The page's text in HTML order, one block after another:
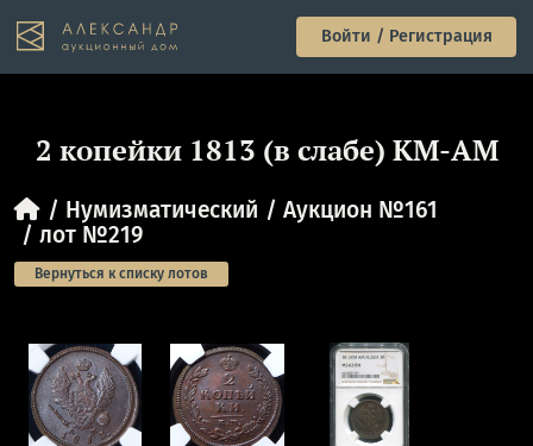
Войти / Регистрация
2 копейки 1813 (в слабе) КМ-АМ
Нумизматический
Аукцион №161
лот №219
Вернуться к списку лотов